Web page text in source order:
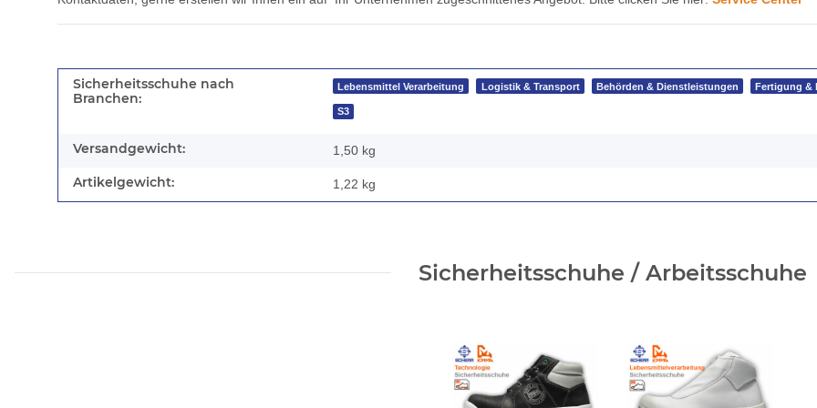
Sicherheitsschuhe nach
Branchen:
Lebensmittel Verarbeitung Logistik & Transport Behörden & Dienstleistungen Fertigung &
S3
Versandgewicht: 1,50 kg
Artikelgewicht: 1,22 kg
Sicherheitsschuhe / Arbeitsschuhe